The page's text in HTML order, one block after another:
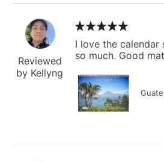
Reviewed
by Kellyng
I love the calendar
so much. Good